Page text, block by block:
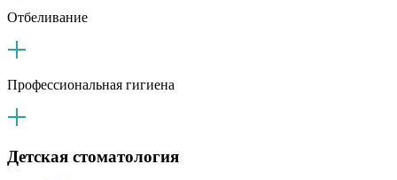
Отбеливание
Профессиональная гигиена
Детская стоматология